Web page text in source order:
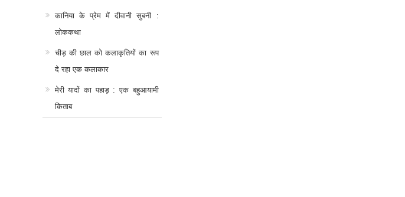
कानिया के प्रेम में दीवानी सुबनी :
लोककथा
चीड़ की छाल को कलाकृतियों का रूप
दे रहा एक कलाकार
मेरी यादों का पहाड़ : एक बहुआयामी
किताब